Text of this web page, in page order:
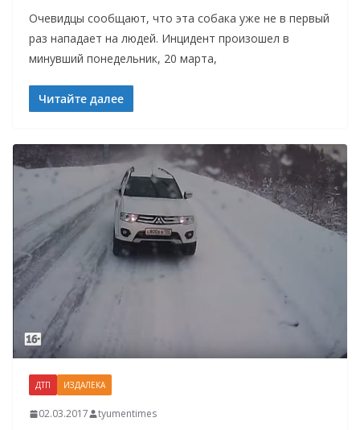
Очевидцы сообщают, что эта собака уже не в первый
раз нападает на людей. Инцидент произошел в
минувший понедельник, 20 марта,
Читайте далее
ДТП ИЗДАЛЕКА
02.03.2017 tyumentimes